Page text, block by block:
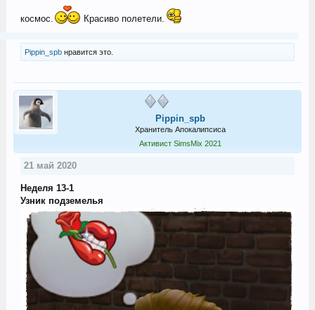
космос. Красиво полетели.
Pippin_spbнравится это.
Pippin_spb
Хранитель Апокалипсиса
Активист SimsMix 2021
21 май 2020
Неделя 13-1
Узник подземелья